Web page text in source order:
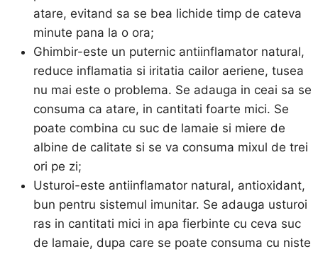
atare, evitand sa se bea lichide timp de cateva
minute pana la o ora;
Ghimbir-este un puternic antiinflamator natural,
reduce inflamatia si iritatia cailor aeriene, tusea
nu mai este o problema. Se adauga in ceai sa se
consuma ca atare, in cantitati foarte mici. Se
poate combina cu suc de lamaie si miere de
albine de calitate si se va consuma mixul de trei
ori pe zi;
Usturoi-este antiinflamator natural, antioxidant,
bun pentru sistemul imunitar. Se adauga usturoi
ras in cantitati mici in apa fierbinte cu ceva suc
de lamaie, dupa care se poate consuma cu niste